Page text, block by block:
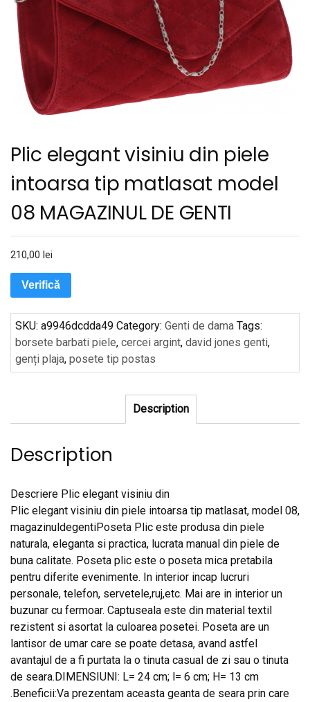
Plic elegant visiniu din piele
intoarsa tip matlasat model
08 MAGAZINUL DE GENTI
210,00 lei
Verifică
SKU: a9946dcdda49 Category: Genti de dama Tags:
borsete barbati piele, cercei argint, david jones genti,
genți plaja, posete tip postas
Description
Description
Descriere Plic elegant visiniu din
Plic elegant visiniu din piele intoarsa tip matlasat, model 08,
magazinuldegentiPoseta Plic este produsa din piele
naturala, eleganta si practica, lucrata manual din piele de
buna calitate. Poseta plic este o poseta mica pretabila
pentru diferite evenimente. In interior incap lucruri
personale, telefon, servetele,ruj,etc. Mai are in interior un
buzunar cu fermoar. Captuseala este din material textil
rezistent si asortat la culoarea posetei. Poseta are un
lantisor de umar care se poate detasa, avand astfel
avantajul de a fi purtata la o tinuta casual de zi sau o tinuta
de seara.DIMENSIUNI: L= 24 cm; l= 6 cm; H= 13 cm
.Beneficii:Va prezentam aceasta geanta de seara prin care